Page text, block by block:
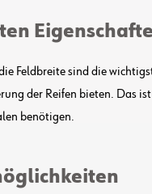
Feldbreite sind die
der Reifen bieten. Das
benötigen.